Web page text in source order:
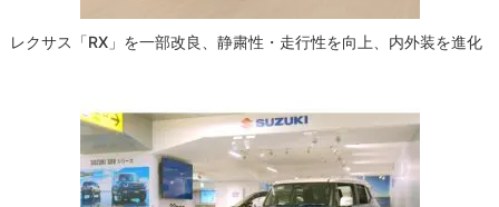
レクサス「RX」を一部改良、静粛性・走行性を向上、内外装を進化